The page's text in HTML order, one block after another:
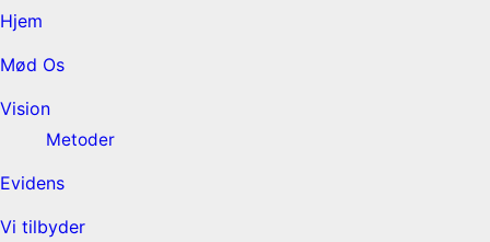
Hjem
Mød Os
Vision
Metoder
Evidens
Vi tilbyder